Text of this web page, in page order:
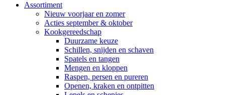
Assortiment
Nieuw voorjaar en zomer
Acties september & oktober
Kookgereedschap
Duurzame keuze
Schillen, snijden en schaven
Spatels en tangen
Mengen en kloppen
Raspen, persen en pureren
Openen, kraken en ontpitten